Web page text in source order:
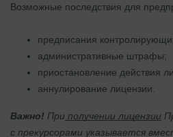
Возможные последствия для
предписания
административные штрафы;
приостановление действия
аннулирование лицензии.
Важно! При получении лицензии
с прекурсорами указывается